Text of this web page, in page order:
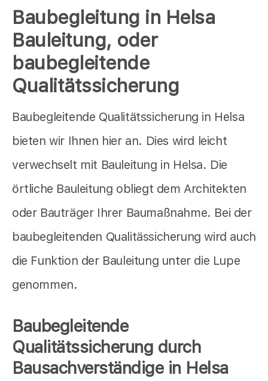
Baubegleitung in Helsa
Bauleitung, oder
baubegleitende
Qualitätssicherung
Baubegleitende Qualitätssicherung in Helsa
bieten wir Ihnen hier an. Dies wird leicht
verwechselt mit Bauleitung in Helsa. Die
örtliche Bauleitung obliegt dem Architekten
oder Bauträger Ihrer Baumaßnahme. Bei der
baubegleitenden Qualitässicherung wird auch
die Funktion der Bauleitung unter die Lupe
genommen.
Baubegleitende
Qualitätssicherung durch
Bausachverständige in Helsa